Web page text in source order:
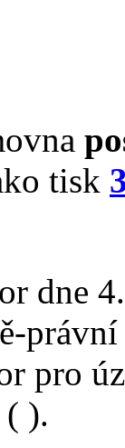
tisk
dne
pro
).